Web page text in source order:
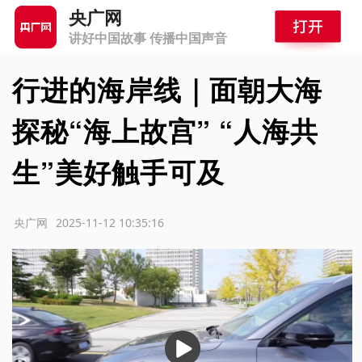
央广网
讲好中国故事 传播中国声音
行进的海岸线｜面朝大海
探秘“海上故宫” “人海共
生”美好触手可及
2025-11-12 10:35:16
央广网
播
放